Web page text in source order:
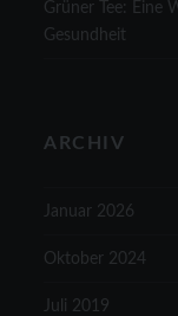
Grüner Tee: Eine
Gesundheit
ARCHIV
Januar 2026
Oktober 2024
Juli 2019